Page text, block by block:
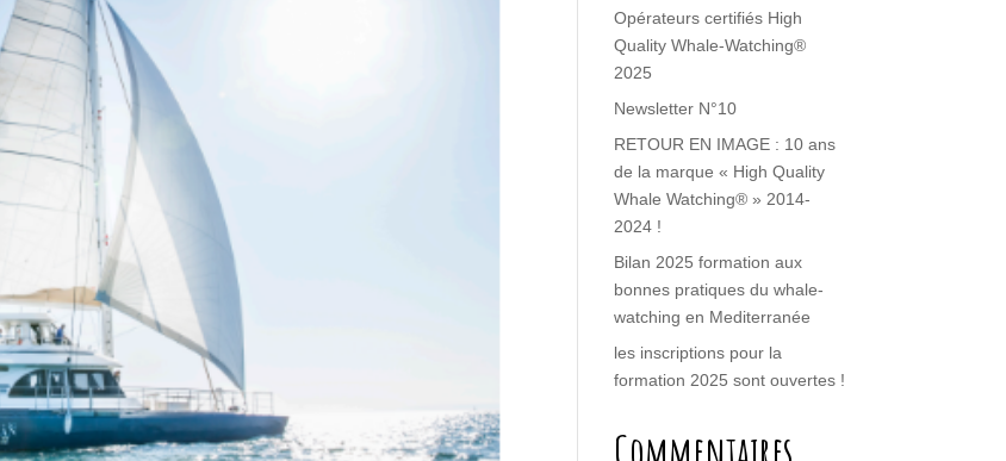
Opérateurs certifiés High
Quality Whale-Watching®
2025
Newsletter N°10
RETOUR EN IMAGE : 10 ans
de la marque « High Quality
Whale Watching® » 2014-
2024 !
Bilan 2025 formation aux
bonnes pratiques du whale-
watching en Mediterranée
les inscriptions pour la
formation 2025 sont ouvertes !